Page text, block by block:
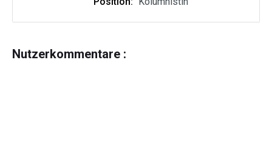
Nutzerkommentare :